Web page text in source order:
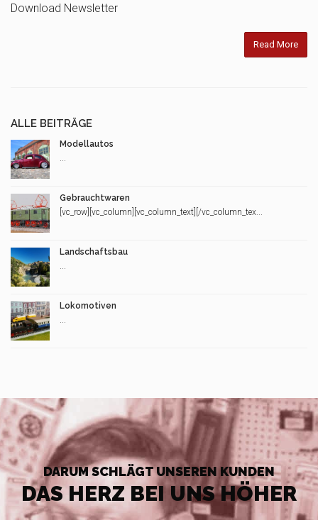
Download Newsletter
Read More
ALLE BEITRÄGE
Modellautos
Gebrauchtwaren
[vc_row][vc_column][vc_column_text][/vc_column_tex...
Landschaftsbau
Lokomotiven
DARUM SCHLÄGT UNSEREN KUNDEN
DAS HERZ BEI UNS HÖHER